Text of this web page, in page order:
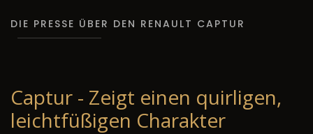
DIE PRESSE ÜBER DEN RENAULT CAPTUR
Captur - Zeigt einen quirligen,
leichtfüßigen Charakter